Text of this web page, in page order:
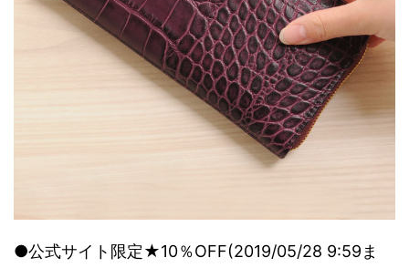
●公式サイト限定★10％OFF(2019/05/28 9:59ま